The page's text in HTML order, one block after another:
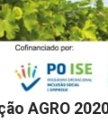
AGRO